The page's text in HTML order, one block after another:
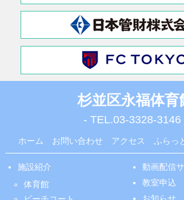
杉並区永福体育
- TEL.03-3328-3146
ホーム お問い合わせ アクセス ふらっ
施設紹介
体育館
動画配信
教室申込